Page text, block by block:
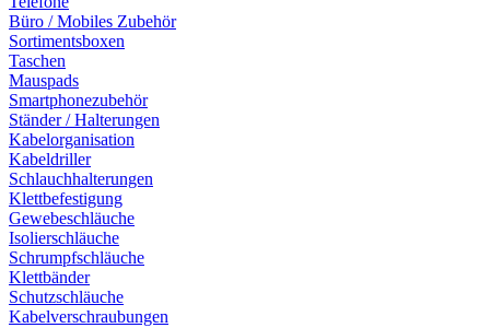
Büro / Mobiles Zubehör
Sortimentsboxen
Taschen
Mauspads
Smartphonezubehör
Ständer / Halterungen
Kabelorganisation
Kabeldriller
Schlauchhalterungen
Klettbefestigung
Gewebeschläuche
Isolierschläuche
Schrumpfschläuche
Klettbänder
Schutzschläuche
Kabelverschraubungen